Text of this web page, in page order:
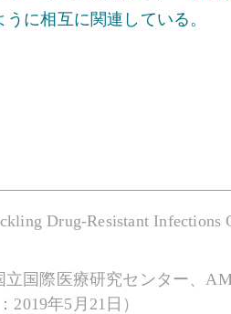
に相互に関連している。
Drug-Resistant Infections
国際医療研究センター、
2019年5月21日）